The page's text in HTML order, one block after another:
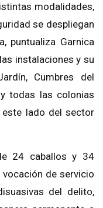
modalidades,
se despliegan
puntualiza Garnica
instalaciones y su
Cumbres del
y todas las colonias
este lado del sector
24 caballos y 34
de servicio
del delito,